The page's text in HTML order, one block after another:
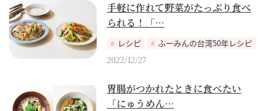
手軽に作れて野菜がたっぷり食べ
られる！「…
レシピ
ふーみんの台湾50年レシピ
2022/12/27
胃腸がつかれたときに食べたい
「にゅうめん…